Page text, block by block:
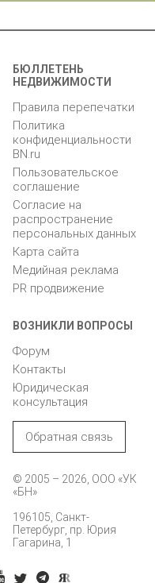
БЮЛЛЕТЕНЬ
НЕДВИЖИМОСТИ
Правила перепечатки
Политика
конфиденциальности
BN.ru
Пользовательское
соглашение
Согласие на
распространение
персональных данных
Карта сайта
Медийная реклама
PR продвижение
ВОЗНИКЛИ ВОПРОСЫ
Форум
Контакты
Юридическая
консультация
Обратная связь
© 2005 – 2026, ООО «УК
«БН»
196105, Санкт-
Петербург, пр. Юрия
Гагарина, 1